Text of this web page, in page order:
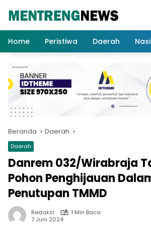
Home
Peristiwa Daerah
Beranda Daerah
Daerah
Danrem 032/Wirabraja
Pohon Penghijauan
Penutupan TMMD
Redaksi
1 Min Baca
7 Juni 2024